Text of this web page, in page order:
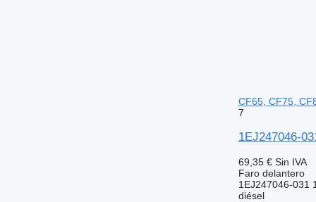
CF65, CF75,
7
1EJ247046-
69,35 € Sin IVA
Faro delantero
1EJ247046-031
diésel